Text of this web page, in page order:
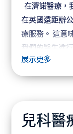
在濟諾醫療，
在英國遠距辦
療服務。 這意
我們的醫生進
服務不僅涵蓋
便利和個人化
醫療，為您的
展示更多
兒科醫